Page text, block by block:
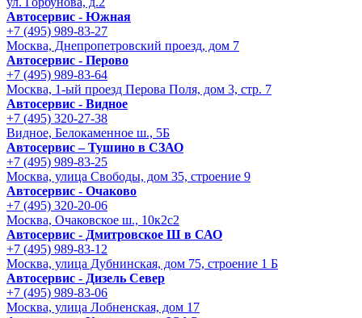
Автосервис - Южная
+7 (495) 989-83-27
Москва, Днепропетровский проезд, дом 7
Автосервис - Перово
+7 (495) 989-83-64
Москва, 1-ый проезд Перова Поля, дом 3, стр. 7
Автосервис - Видное
+7 (495) 320-27-38
Видное, Белокаменное ш., 5Б
Автосервис – Тушино в СЗАО
+7 (495) 989-83-25
Москва, улица Свободы, дом 35, строение 9
Автосервис - Очаково
+7 (495) 320-20-06
Москва, Очаковское ш., 10к2с2
Автосервис - Дмитровское Ш в САО
+7 (495) 989-83-12
Москва, улица Дубнинская, дом 75, строение 1 Б
Автосервис - Дизель Север
+7 (495) 989-83-06
Москва, улица Лобненская, дом 17